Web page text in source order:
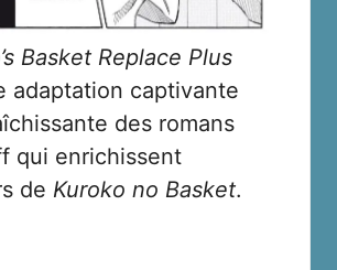
Basket Replace Plus
adaptation captivante
des romans
qui enrichissent
de Kuroko no Basket.